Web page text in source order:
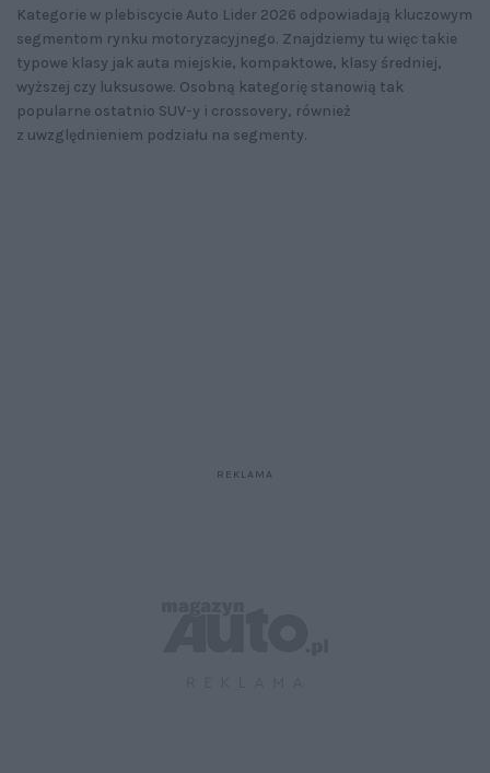
Kategorie w plebiscycie Auto Lider 2026 odpowiadają kluczowym
segmentom rynku motoryzacyjnego. Znajdziemy tu więc takie
typowe klasy jak auta miejskie, kompaktowe, klasy średniej,
wyższej czy luksusowe. Osobną kategorię stanowią tak
popularne ostatnio SUV-y i crossovery, również
z uwzględnieniem podziału na segmenty.